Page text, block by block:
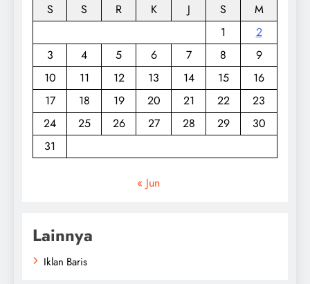
S
S R K J S
M
1
2
3
4 5 6 7 8
9
10
11 12 13 14 15
16
17
18 19 20 21 22
23
24
25 26 27 28 29
30
31
« Jun
Lainnya
Iklan Baris